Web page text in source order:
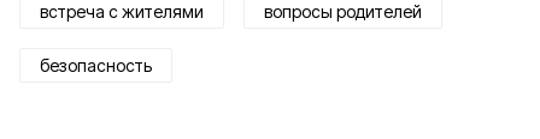
встреча с жителями вопросы родителей
безопасность